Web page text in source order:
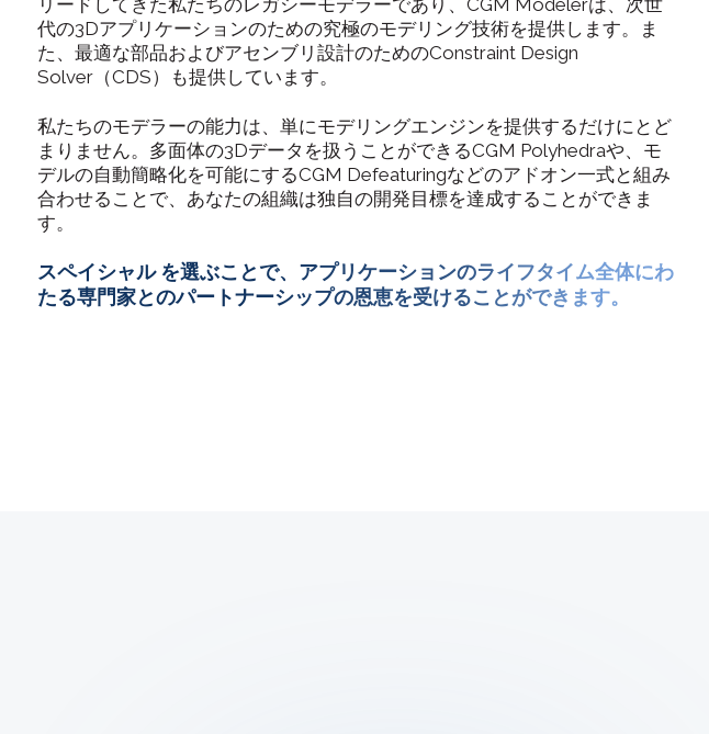
代の3Dアプリケーションのための究極のモデリング技術を提供します。ま
た、最適な部品およびアセンブリ設計のためのConstraint Design
Solver（CDS）も提供しています。
私たちのモデラーの能力は、単にモデリングエンジンを提供するだけにとど
まりません。多面体の3Dデータを扱うことができるCGM Polyhedraや、モ
デルの自動簡略化を可能にするCGM Defeaturingなどのアドオン一式と組み
合わせることで、あなたの組織は独自の開発目標を達成することができま
す。
スペイシャル を選ぶことで、アプリケーションのライフタイム全体にわ
たる専門家とのパートナーシップの恩恵を受けることができます。